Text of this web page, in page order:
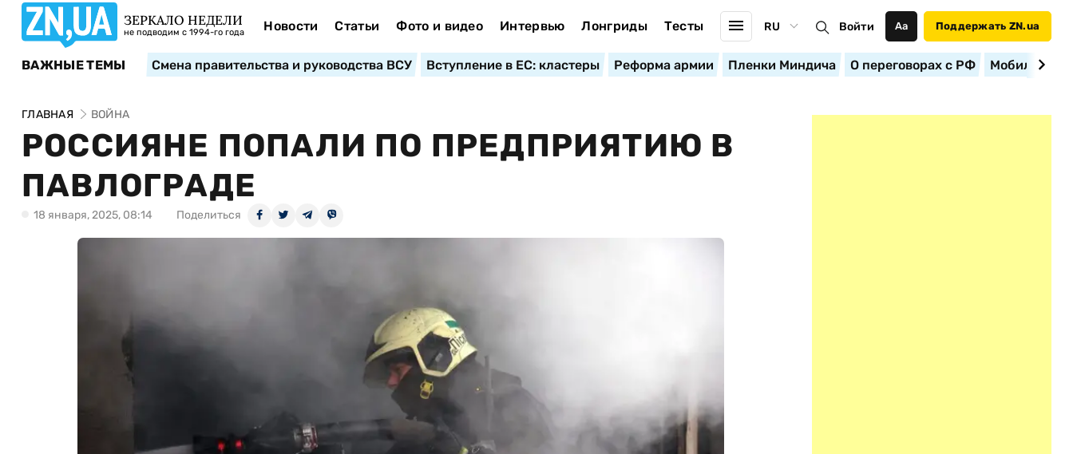
ЗЕРКАЛО НЕДЕЛИ
не подводим с 1994-го года Новости Статьи Фото и видео Интервью Лонгриды Тесты RU Войти Аа Поддержать ZN.ua
ВАЖНЫЕ ТЕМЫ Смена правительства и руководства ВСУ Вступление в ЕС: кластеры Реформа армии Пленки Миндича О переговорах с РФ
ГЛАВНАЯ ВОЙНА
РОССИЯНЕ ПОПАЛИ ПО ПРЕДПРИЯТИЮ В
ПАВЛОГРАДЕ
18 января, 2025, 08:14 Поделиться